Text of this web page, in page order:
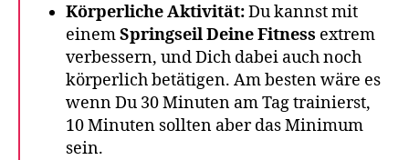
Körperliche Aktivität:Du kannst mit
einemSpringseil Deine Fitness extrem
verbessern, und Dich dabei auch noch
körperlich betätigen. Am besten wäre es
wenn Du 30 Minuten am Tag trainierst,
10 Minuten sollten aber das Minimum
sein.